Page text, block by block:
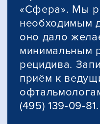
«Сфера». Мы
необходимым
оно дало
минимальным
рецидива.
приём к
(495) 139-09-81.